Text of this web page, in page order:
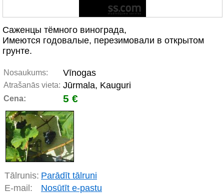
Саженцы тёмного винограда,
Имеются годовалые, перезимовали в открытом
грунте.
Nosaukums: Vīnogas
Atrašanās vieta: Jūrmala, Kauguri
Cena: 5 €
Tālrunis: Parādīt tālruni
E-mail:
Nosūtīt e-pastu